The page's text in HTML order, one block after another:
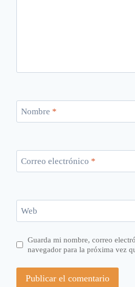
Nombre *
Correo electrónico *
Web
Guarda mi nombre, correo
navegador para la próxima vez